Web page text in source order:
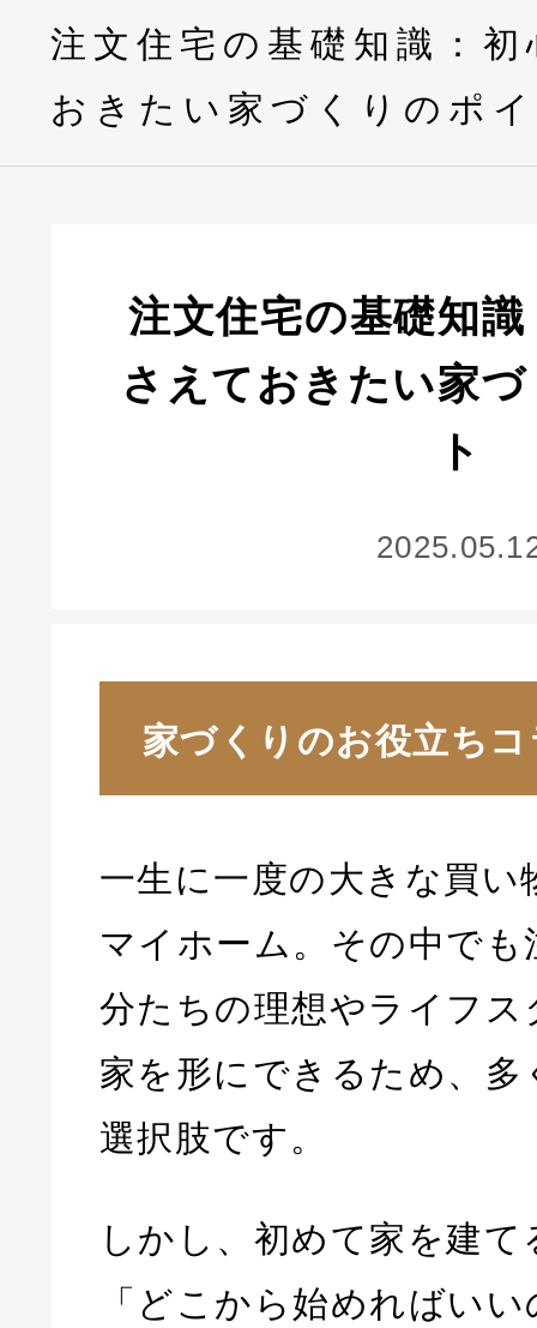
注文住宅の基礎知識：
おきたい家づくりのポ
注文住宅の基礎知
さえておきたい家
ト
家づくりのお役立ち
一生に一度の大きな買い
マイホーム。その中でも
分たちの理想やライフ
家を形にできるため、
選択肢です。
しかし、初めて家を建
「どこから始めればい